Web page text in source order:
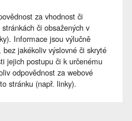
za vhodnost či
či obsažených v
Informace jsou výlučně
jakékoliv výslovné či skryté
jejich postupu či k určenému
odpovědnost za webové
stránku (např. linky).